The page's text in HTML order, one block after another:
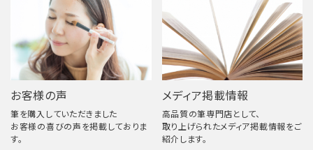
お客様の声
筆を購入していただきました
お客様の喜びの声を掲載しておりま
す。
メディア掲載情報
高品質の筆専門店として、
取り上げられたメディア掲載情報をご
紹介します。